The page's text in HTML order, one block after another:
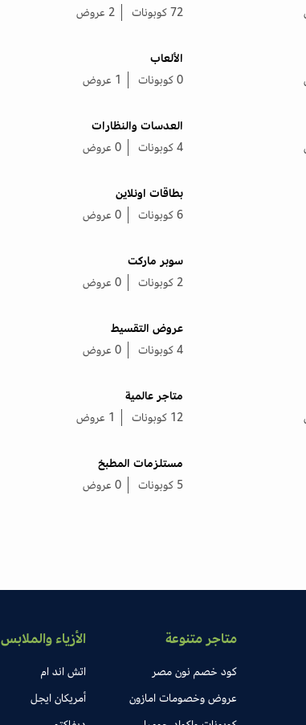
72 كوبونات
2 عروض
الألعاب
0 كوبونات
1 عروض
العدسات والنظارات
4 كوبونات
0 عروض
بطاقات اونلاين
6 كوبونات
0 عروض
سوبر ماركت
2 كوبونات
0 عروض
عروض التقسيط
4 كوبونات
0 عروض
متاجر عالمية
12 كوبونات
1 عروض
مستلزمات المطبخ
5 كوبونات
0 عروض
متاجر متنوعة
كود خصم نون مصر
عروض وخصومات امازون
الأزياء والملابس
اتش اند ام
أمريكان ايجل